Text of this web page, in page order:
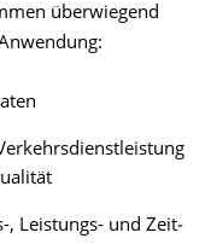
über­wiegend
, Leistungs- und Zeit­